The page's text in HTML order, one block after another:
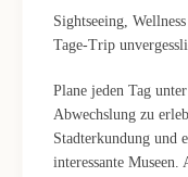
Sightseeing,
Tage-Trip
Plane jeden Tag
Abwechslung zu
Stadterkundung und
interessante